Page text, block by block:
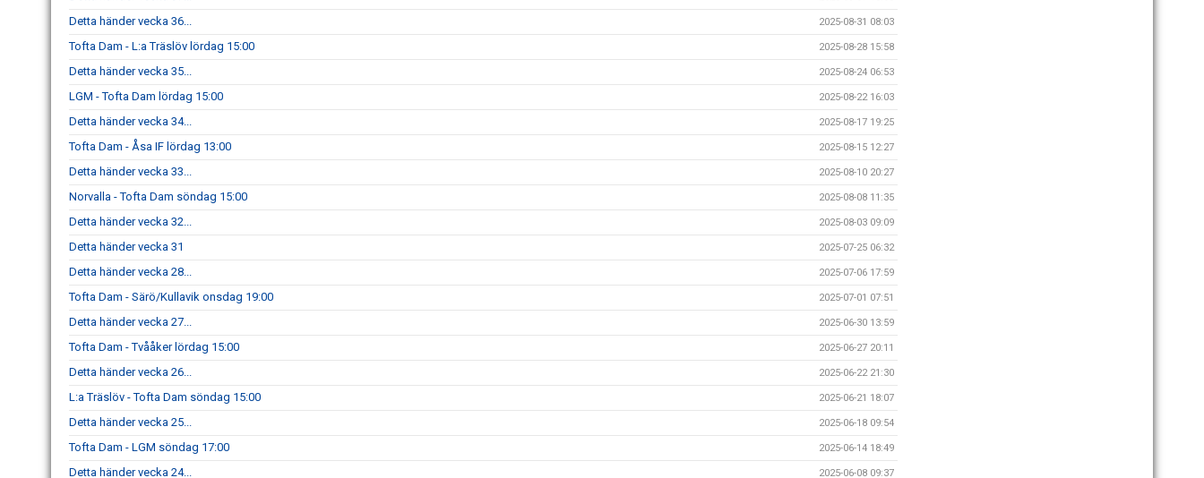
Detta händer vecka 36... 2025-08-31 08:03
Tofta Dam - L:a Träslöv lördag 15:00 2025-08-28 15:58
Detta händer vecka 35... 2025-08-24 06:53
LGM - Tofta Dam lördag 15:00 2025-08-22 16:03
Detta händer vecka 34... 2025-08-17 19:25
Tofta Dam - Åsa IF lördag 13:00 2025-08-15 12:27
Detta händer vecka 33... 2025-08-10 20:27
Norvalla - Tofta Dam söndag 15:00 2025-08-08 11:35
Detta händer vecka 32... 2025-08-03 09:09
Detta händer vecka 31 2025-07-25 06:32
Detta händer vecka 28... 2025-07-06 17:59
Tofta Dam - Särö/Kullavik onsdag 19:00 2025-07-01 07:51
Detta händer vecka 27... 2025-06-30 13:59
Tofta Dam - Tvååker lördag 15:00 2025-06-27 20:11
Detta händer vecka 26... 2025-06-22 21:30
L:a Träslöv - Tofta Dam söndag 15:00 2025-06-21 18:07
Detta händer vecka 25... 2025-06-18 09:54
Tofta Dam - LGM söndag 17:00 2025-06-14 18:49
Detta händer vecka 24... 2025-06-08 09:37